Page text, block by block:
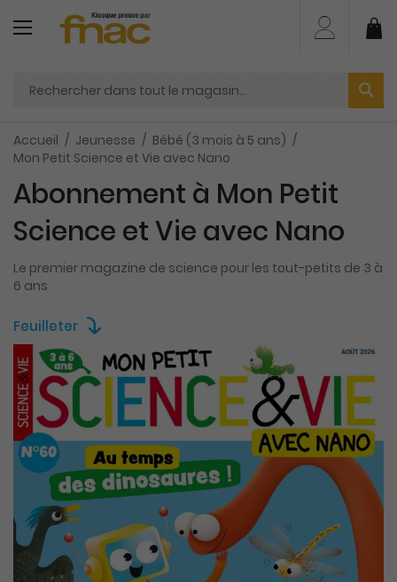
contenu
Accueil Jeunesse
Bébé (3 mois à 5 ans)
Mon Petit Science et Vie avec Nano
Feuilleter
Abonnement à Mon Petit
Science et Vie avec Nano
Le premier magazine de science pour les tout-petits de 3 à
6 ans